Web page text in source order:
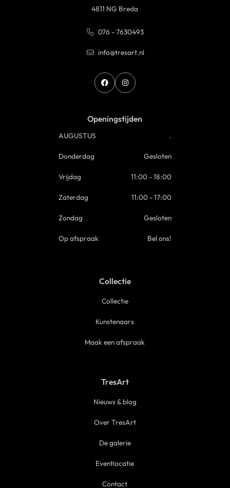
4811 NG Breda
076 - 7630493
info@tresart.nl
Openingstijden
AUGUSTUS .
Donderdag Gesloten
Vrijdag 11:00 - 18:00
Zaterdag 11:00 - 17:00
Zondag Gesloten
Op afspraak Bel ons!
Collectie
Collectie
Kunstenaars
Maak een afspraak
TresArt
Nieuws & blog
Over TresArt
De galerie
Eventlocatie
Contact